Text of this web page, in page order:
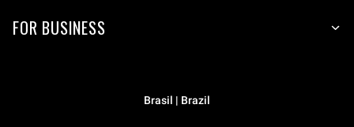
FOR BUSINESS
Brasil | Brazil